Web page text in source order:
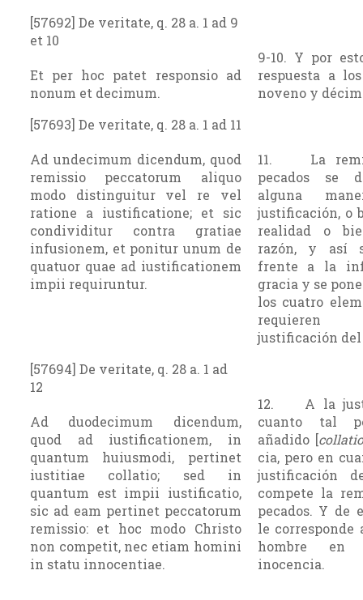
[57692] De veritate, q. 28 a. 1 ad 9
et 10
Et per hoc patet responsio ad
nonum et decimum.
9-10. Y por
respuesta a
noveno y
[57693] De veritate, q. 28 a. 1 ad 11
Ad undecimum dicendum, quod
remissio peccatorum aliquo
modo distinguitur vel re vel
ratione a iustificatione; et sic
condividitur contra gratiae
infusionem, et ponitur unum de
quatuor quae ad iustificationem
impii requiruntur.
11. La
pecados se
alguna
justifica­ción, o
realidad o
razón, y así
frente a la
gracia y se
los cuatro
justificación
[57694] De veritate, q. 28 a. 1 ad
12
Ad duodecimum dicendum,
quod ad iustificationem, in
quantum huiusmodi, pertinet
iustitiae collatio; sed in
quantum est impii iustificatio,
sic ad eam pertinet peccatorum
remissio: et hoc modo Christo
non competit, nec etiam homini
in statu innocentiae.
12. A la
cuanto tal
añadido [
cia, pero en
justificación
compete la
pecados. Y de
le
hombre en
inocencia.